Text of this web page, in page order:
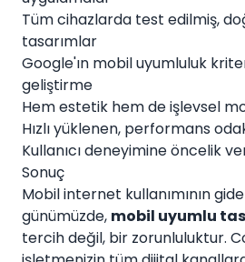
Tüm cihazlarda test edilmiş,
tasarımlar
Google'ın mobil uyumluluk
geliştirme
Hem estetik hem de işlevsel
Hızlı yüklenen, performans
Kullanıcı deneyimine öncelik
Sonuç
Mobil internet kullanımının
günümüzde, mobil uyumlu
tercih değil, bir zorunluluktur.